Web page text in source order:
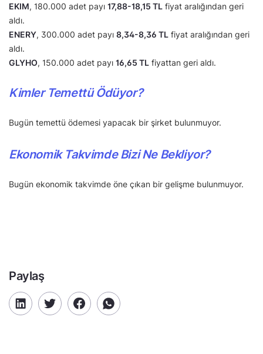
EKIM, 180.000 adet payı 17,88-18,15 TL fiyat aralığından geri
aldı.
ENERY, 300.000 adet payı 8,34-8,36 TL fiyat aralığından geri
aldı.
GLYHO, 150.000 adet payı 16,65 TL fiyattan geri aldı.
Kimler Temettü Ödüyor?
Bugün temettü ödemesi yapacak bir şirket bulunmuyor.
Ekonomik Takvimde Bizi Ne Bekliyor?
Bugün ekonomik takvimde öne çıkan bir gelişme bulunmuyor.
Paylaş